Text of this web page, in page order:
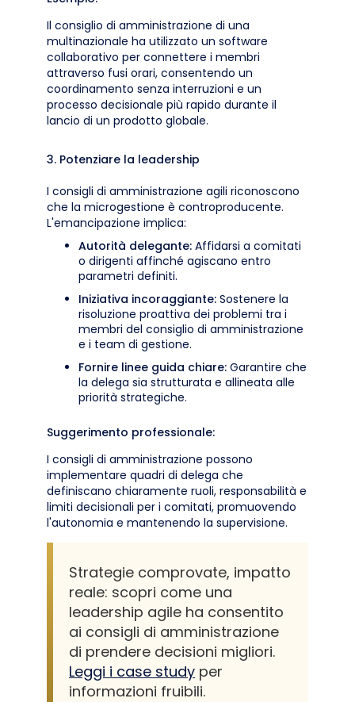
Il consiglio di amministrazione di una
multinazionale ha utilizzato un software
collaborativo per connettere i membri
attraverso fusi orari, consentendo un
coordinamento senza interruzioni e un
processo decisionale più rapido durante il
lancio di un prodotto globale.
3. Potenziare la leadership
I consigli di amministrazione agili riconoscono
che la microgestione è controproducente.
L'emancipazione implica:
Autorità delegante: Affidarsi a comitati
o dirigenti affinché agiscano entro
parametri definiti.
Iniziativa incoraggiante: Sostenere la
risoluzione proattiva dei problemi tra i
membri del consiglio di amministrazione
e i team di gestione.
Fornire linee guida chiare: Garantire che
la delega sia strutturata e allineata alle
priorità strategiche.
Suggerimento professionale:
I consigli di amministrazione possono
implementare quadri di delega che
definiscano chiaramente ruoli, responsabilità e
limiti decisionali per i comitati, promuovendo
l'autonomia e mantenendo la supervisione.
Strategie comprovate, impatto
reale: scopri come una
leadership agile ha consentito
ai consigli di amministrazione
di prendere decisioni migliori.
Leggi i case study per
informazioni fruibili.